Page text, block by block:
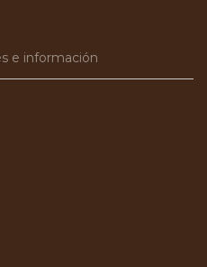
e información